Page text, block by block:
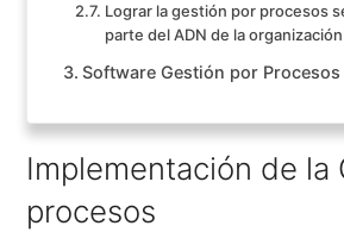
Lograr la gestión por procesos
parte del ADN de la organización
Software Gestión por Procesos
Implementación de la
procesos